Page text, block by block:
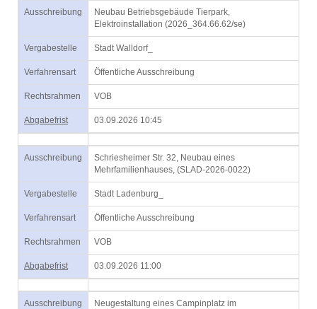
Ausschreibung
Neubau Betriebsgebäude Tierpark,
Elektroinstallation (2026_364.66.62/se)
Vergabestelle Stadt Walldorf_
Verfahrensart Öffentliche Ausschreibung
Rechtsrahmen VOB
Abgabefrist 03.09.2026 10:45
Ausschreibung
Schriesheimer Str. 32, Neubau eines
Mehrfamilienhauses, (SLAD-2026-0022)
Vergabestelle Stadt Ladenburg_
Verfahrensart Öffentliche Ausschreibung
Rechtsrahmen VOB
Abgabefrist 03.09.2026 11:00
Ausschreibung
Neugestaltung eines Campinplatz im